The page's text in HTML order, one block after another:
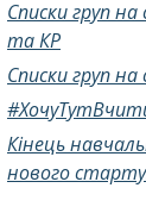
Списки груп на
та КР
Списки груп на
Кінець
нового